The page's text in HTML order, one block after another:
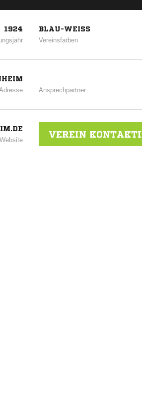
1924 BLAU-WEISS
Vereinsfarben
Ansprechpartner
Website
VEREIN